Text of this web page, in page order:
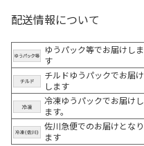
配送情報について
ゆうパック等でお届けしま
す
チルドゆうパックでお届け
します
冷凍ゆうパックでお届けし
ます。
佐川急便でのお届けとなり
ます